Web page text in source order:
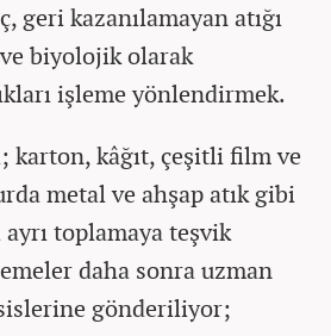
geri kazanılamayan atığı
biyolojik olarak
işleme yönlendirmek.
karton, kâğıt, çeşitli film ve
metal ve ahşap atık gibi
toplamaya teşvik
daha sonra uzman
gönderiliyor;